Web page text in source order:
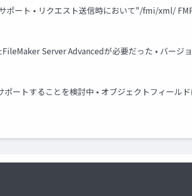
ート • リクエスト送信時において"/fmi/xml/
Server Advancedが必要だった • バージ
ートすることを検討中 • オブジェクトフィール